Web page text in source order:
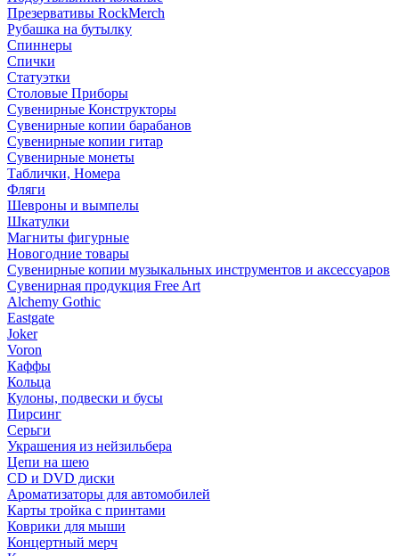
Презервативы RockMerch
Рубашка на бутылку
Спиннеры
Спички
Статуэтки
Столовые Приборы
Сувенирные Конструкторы
Сувенирные копии барабанов
Сувенирные копии гитар
Сувенирные монеты
Таблички, Номера
Фляги
Шевроны и вымпелы
Шкатулки
Магниты фигурные
Новогодние товары
Сувенирные копии музыкальных инструментов и аксессуаров
Сувенирная продукция Free Art
Alchemy Gothic
Eastgate
Joker
Voron
Каффы
Кольца
Кулоны, подвески и бусы
Пирсинг
Серьги
Украшения из нейзильбера
Цепи на шею
CD и DVD диски
Ароматизаторы для автомобилей
Карты тройка с принтами
Коврики для мыши
Концертный мерч